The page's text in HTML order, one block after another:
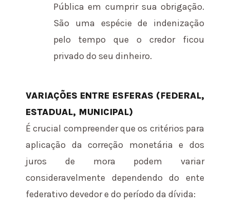
Pública em cumprir sua obrigação.
São uma espécie de indenização
pelo tempo que o credor ficou
privado do seu dinheiro.
VARIAÇÕES ENTRE ESFERAS (FEDERAL,
ESTADUAL, MUNICIPAL)
É crucial compreender que os critérios para
aplicação da correção monetária e dos
juros de mora podem variar
consideravelmente dependendo do ente
federativo devedor e do período da dívida: